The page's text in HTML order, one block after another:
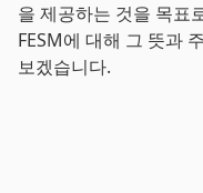
을 제공하는 것을 목표
FESM에 대해 그 뜻과
보겠습니다.